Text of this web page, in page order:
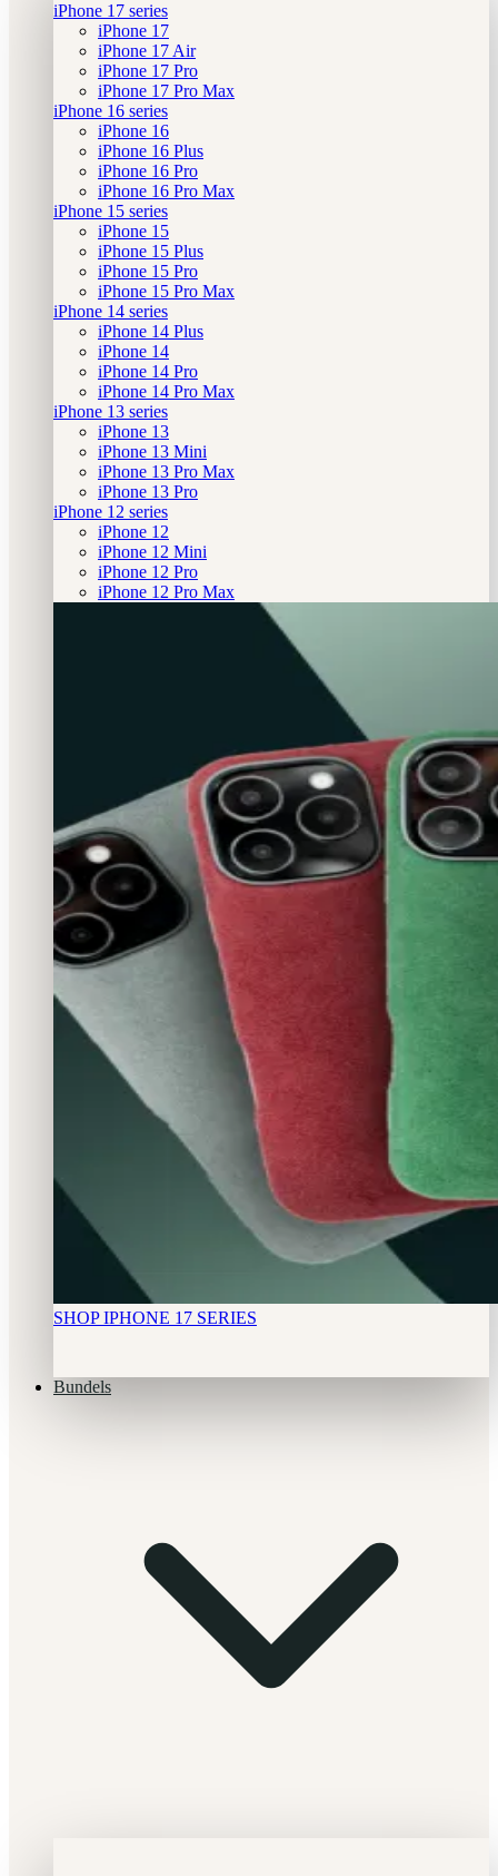
iPhone 17 series
iPhone 17
iPhone 17 Air
iPhone 17 Pro
iPhone 17 Pro Max
iPhone 16 series
iPhone 16
iPhone 16 Plus
iPhone 16 Pro
iPhone 16 Pro Max
iPhone 15 series
iPhone 15
iPhone 15 Plus
iPhone 15 Pro
iPhone 15 Pro Max
iPhone 14 series
iPhone 14 Plus
iPhone 14
iPhone 14 Pro
iPhone 14 Pro Max
iPhone 13 series
iPhone 13
iPhone 13 Mini
iPhone 13 Pro Max
iPhone 13 Pro
iPhone 12 series
iPhone 12
iPhone 12 Mini
iPhone 12 Pro
iPhone 12 Pro Max
SHOP IPHONE 17 SERIES
Bundels